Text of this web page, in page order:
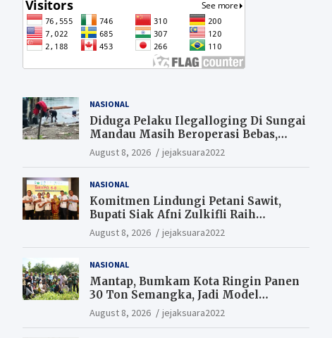
NASIONAL
Diduga Pelaku Ilegalloging Di Sungai
Mandau Masih Beroperasi Bebas,
Masyarakat Minta Aparat Penegak
Hukum Segera Tangkap Aktor Dan
August 8, 2026 jejaksuara2022
NASIONAL
Komitmen Lindungi Petani Sawit,
Bupati Siak Afni Zulkifli Raih
Penghargaan SIEXPO 2026
August 8, 2026 jejaksuara2022
NASIONAL
Mantap, Bumkam Kota Ringin Panen
30 Ton Semangka, Jadi Model
Ketahanan Pangan Siak.
August 8, 2026 jejaksuara2022